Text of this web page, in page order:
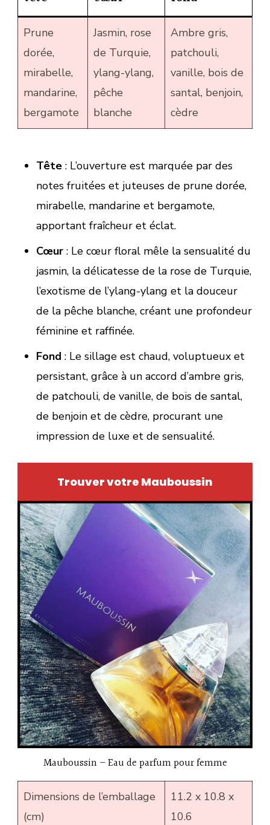
Prune
dorée,
mirabelle,
mandarine,
bergamote
Jasmin, rose
de Turquie,
ylang-ylang,
pêche
blanche
Ambre gris,
patchouli,
vanille, bois de
santal, benjoin,
cèdre
Tête: L’ouverture est marquée par des
notes fruitées et juteuses de prune dorée,
mirabelle, mandarine et bergamote,
apportant fraîcheur et éclat.
Cœur: Le cœur floral mêle la sensualité du
jasmin, la délicatesse de la rose de Turquie,
l’exotisme de l’ylang-ylang et la douceur
de la pêche blanche, créant une profondeur
féminine et raffinée.
Fond : Le sillage est chaud, voluptueux et
persistant, grâce à un accord d’ambre gris,
de patchouli, de vanille, de bois de santal,
de benjoin et de cèdre, procurant une
impression de luxe et de sensualité.
Trouver votre Mauboussin
Mauboussin – Eau de parfum pour femme
Dimensions de l’emballage
(cm)
11.2 x 10.8 x
10.6